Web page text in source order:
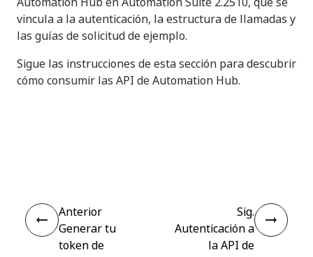
vincula a la autenticación, la estructura de llamadas y
las guías de solicitud de ejemplo.
Sigue las instrucciones de esta sección para descubrir
cómo consumir las API de Automation Hub.
Anterior
Generar tu
token de
Sig.
Autenticación a
la API de